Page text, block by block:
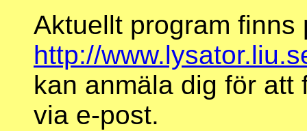
Aktuellt program finns
http://
kan anmäla dig för att
via e-post.